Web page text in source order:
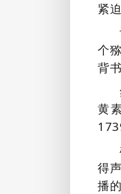
紧
个
背
黄
得
播